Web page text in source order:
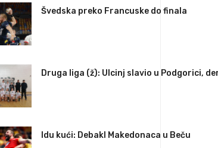
Švedska preko Francuske do finala
Druga liga (ž): Ulcinj slavio u Podgorici,
Idu kući: Debakl Makedonaca u Beču